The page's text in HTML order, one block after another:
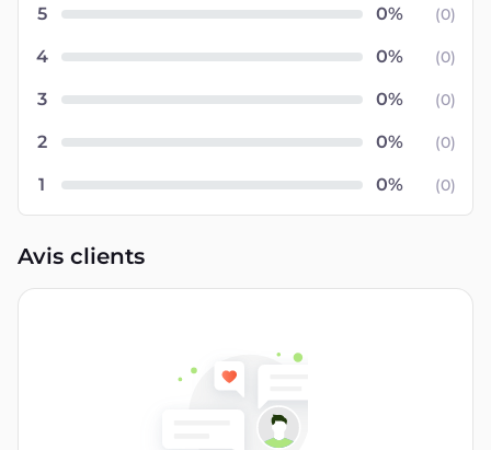
5 (0)
4 (0)
3 (0)
2 (0)
1 (0)
Avis clients